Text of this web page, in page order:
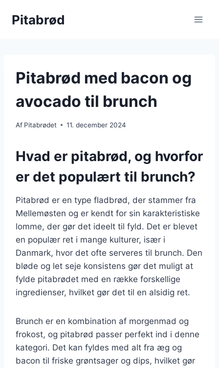
Pitabrød
Pitabrød med bacon og
avocado til brunch
Af Pitabrødet 11. december 2024
Hvad er pitabrød, og hvorfor
er det populært til brunch?
Pitabrød er en type fladbrød, der stammer fra
Mellemøsten og er kendt for sin karakteristiske
lomme, der gør det ideelt til fyld. Det er blevet
en populær ret i mange kulturer, især i
Danmark, hvor det ofte serveres til brunch. Den
bløde og let seje konsistens gør det muligt at
fylde pitabrødet med en række forskellige
ingredienser, hvilket gør det til en alsidig ret.
Brunch er en kombination af morgenmad og
frokost, og pitabrød passer perfekt ind i denne
kategori. Det kan fyldes med alt fra æg og
bacon til friske grøntsager og dips, hvilket gør